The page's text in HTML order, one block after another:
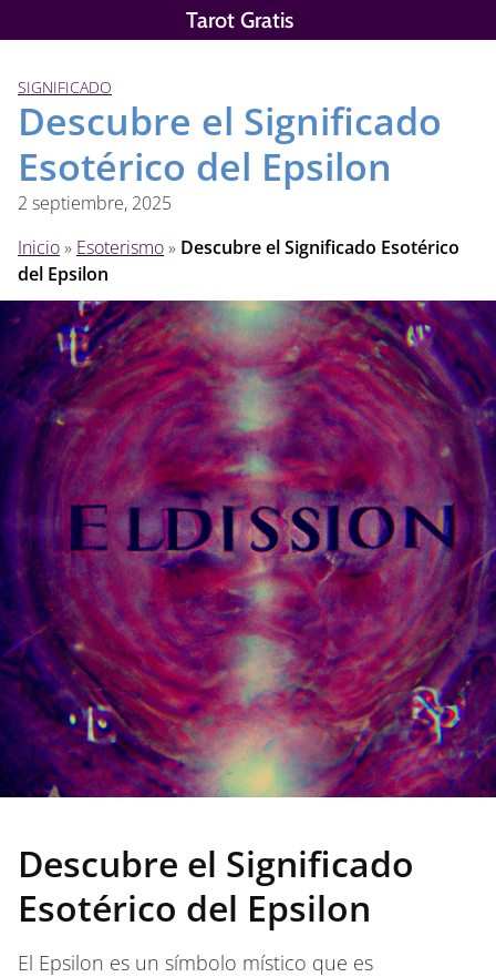
al
Tarot Gratis
SIGNIFICADO
Descubre el Significado
Esotérico del Epsilon
2 septiembre, 2025
Inicio» Esoterismo» Descubre el Significado Esotérico
del Epsilon
Descubre el Significado
Esotérico del Epsilon
El Epsilon es un símbolo místico que es